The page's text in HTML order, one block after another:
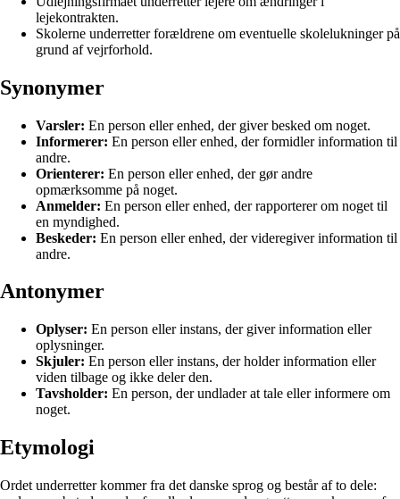
lejekontrakten.
Skolerne underretter forældrene om eventuelle skolelukninger på
grund af vejrforhold.
Synonymer
Varsler: En person eller enhed, der giver besked om noget.
Informerer: En person eller enhed, der formidler information til
andre.
Orienterer: En person eller enhed, der gør andre
opmærksomme på noget.
Anmelder: En person eller enhed, der rapporterer om noget til
en myndighed.
Beskeder: En person eller enhed, der videregiver information til
andre.
Antonymer
Oplyser: En person eller instans, der giver information eller
oplysninger.
Skjuler: En person eller instans, der holder information eller
viden tilbage og ikke deler den.
Tavsholder: En person, der undlader at tale eller informere om
noget.
Etymologi
Ordet underretter kommer fra det danske sprog og består af to dele: